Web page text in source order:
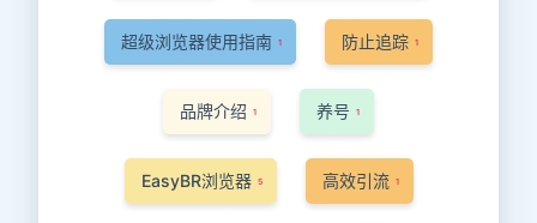
超级浏览器使用指南 1 防止追踪 1
品牌介绍 1 养号 1
EasyBR浏览器 5 高效引流 1